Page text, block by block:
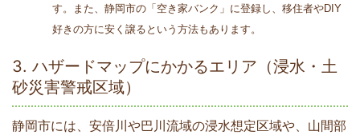
す。また、静岡市の「空き家バンク」に登録し、移住者やDIY
好きの方に安く譲るという方法もあります。
3. ハザードマップにかかるエリア（浸水・土
砂災害警戒区域）
静岡市には、安倍川や巴川流域の浸水想定区域や、山間部